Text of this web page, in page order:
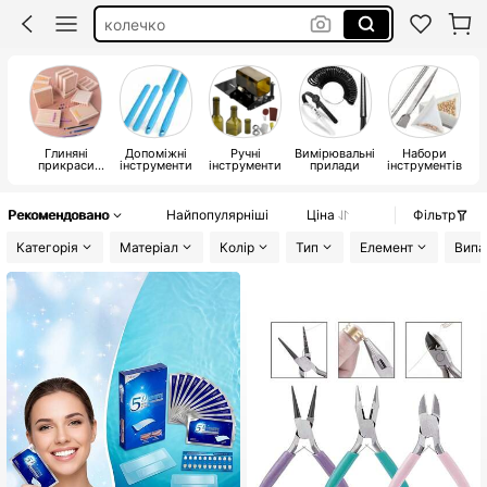
колечко
полімерна глина
для кольца
Глиняні
прикраси
Допоміжні
інструменти
Ручні
інструменти
Вимірювальні
прилади
Набори
інструментів
Рекомендовано Найпопулярніші Ціна
Фільтр
Категорія
Матеріал Колір Тип Елемент